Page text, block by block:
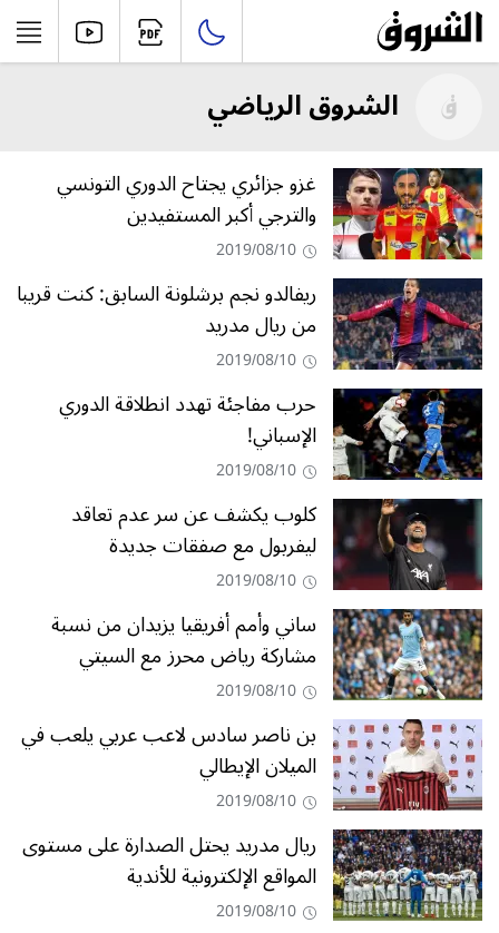
الشروق الرياضي
غزو جزائري يجتاح الدوري التونسي
والترجي أكبر المستفيدين
2019/08/10
ريفالدو نجم برشلونة السابق: كنت قريبا
من ريال مدريد
2019/08/10
حرب مفاجئة تهدد انطلاقة الدوري
الإسباني!
2019/08/10
كلوب يكشف عن سر عدم تعاقد
ليفربول مع صفقات جديدة
2019/08/10
ساني وأمم أفريقيا يزيدان من نسبة
مشاركة رياض محرز مع السيتي
2019/08/10
بن ناصر سادس لاعب عربي يلعب في
الميلان الإيطالي
2019/08/10
ريال مدريد يحتل الصدارة على مستوى
المواقع الإلكترونية للأندية
2019/08/10